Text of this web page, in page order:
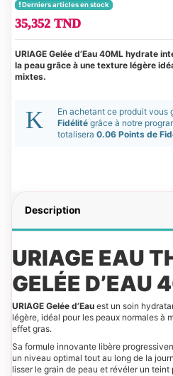
Derniers articles en stock
35,352 TND
URIAGE Gelée d’Eau 40ML hydrate
la peau grâce à une texture légère
mixtes.
En achetant ce produit vous
Fidélité grâce à notre
totalisera 0.06 Points de
Description
URIAGE EAU
GELÉE D’EAU
URIAGE Gelée d’Eau est un soin
légère, idéal pour les peaux normales à
effet gras.
Sa formule innovante libère
un niveau optimal tout au long de la
lisser le grain de peau et révéler un teint